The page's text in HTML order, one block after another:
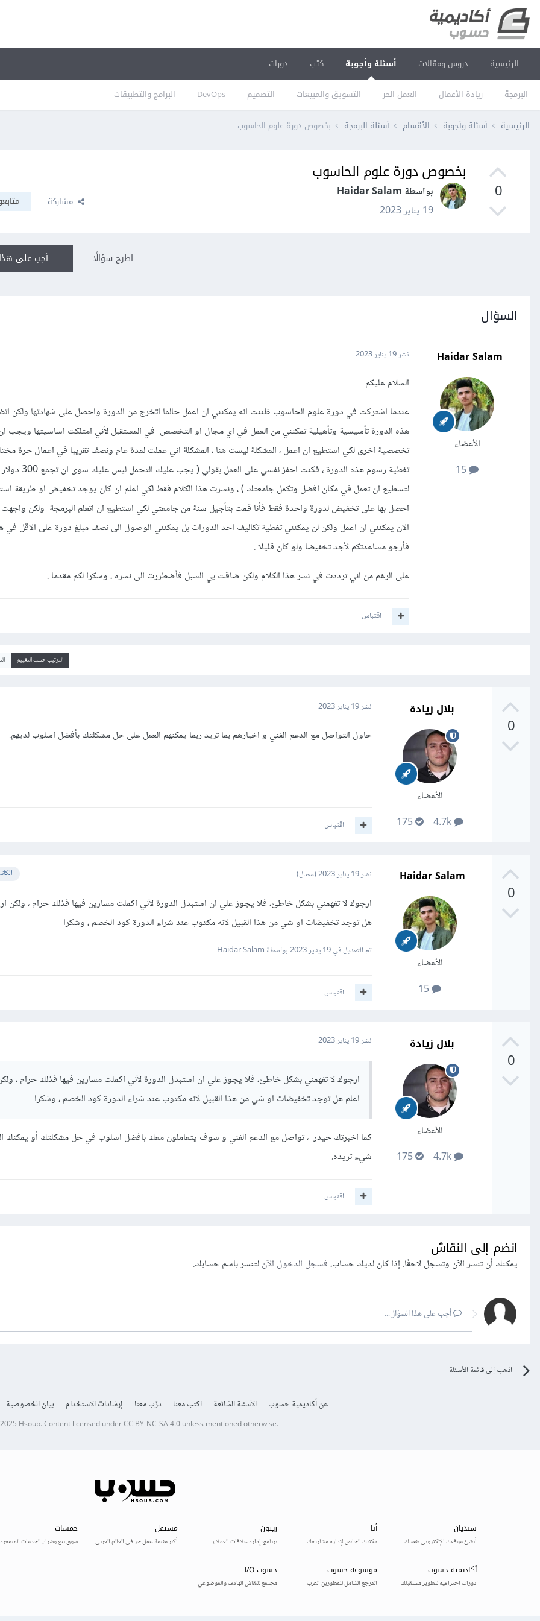
الرئيسية دروس ومقالات أسئلة وأجوبة
البرمجة ريادة الأعمال العمل الحر التسويق والمبيعات التصميم DevOps البرامج والتطبيقات
كتب دورات
الرئيسية أسئلة وأجوبة الأقسام أسئلة البرمجة بخصوص دورة علوم الحاسوب
0
بخصوص دورة علوم الحاسوب
بواسطة Haidar Salam
19 يناير 2023
مشاركة
أجب على اطرح سؤالًا
السؤال
Haidar Salam
الأعضاء
نشر19 يناير 2023
السلام عليكم
عندما اشتركت في دورة علوم الحاسوب ظننت انه يمكنني ان اعمل حالما اتخرج من الدورة واحصل على شهادتها ولكن
هذه الدورة تأسيسية وتأهيلية تمكنني من العمل في اي مجال او التخصص في المستقبل لأني امتلكت اساسيتها ويجب
تخصصية اخرى لكي استطيع ان اعمل ، المشكلة ليست هنا ، المشكلة اني عملت لمدة عام ونصف تقريبا في اعمال حرة
تغطية رسوم هذه الدورة ، فكنت احفز نفسي على
لتسطيع ان تعمل في مكان افضل وتكمل جامعتك ) ، ونشرت هذا الكلام فقط لكي اعلم ان كان يوجد تخفيض او طريقة
احصل بها على تخفيض لدورة واحدة فقط فأنا قمت بتأجيل سنة من جامعتي لكي استطيع ان اتعلم البرمجة ولكن واجهت
الان يمكنني ان اعمل ولكن لن يمكنني تغطية تكاليف احد الدورات بل يمكنني الوصول الى نصف مبلغ دورة على الاقل في
فأرجو مساعدتكم لأجد تخفيضا ولو كان قليلا .
على الرغم من اني ترددت في نشر هذا الكلام ولكن ضاقت بي السبل فأضطررت الى نشره ، وشكرا لكم مقدما .
اقتباس
الترتيب حسب التقييم
0
بلال زيادة
الأعضاء
4.7k
175
نشر19 يناير 2023
حاول التواصل مع الدعم الفني و اخبارهم بما تريد ربما يمكنهم العمل على حل مشكلتك بأفضل اسلوب لديهم.
اقتباس
0
Haidar Salam
الأعضاء
نشر19 يناير 2023 (معدل)
ارجوك لا تفهمني بشكل خاطئ، فلا يجوز علي ان استبدل الدورة لأني اكملت مسارين فيها فذلك حرام ، ولكن
هل توجد تخفيضات او شي من هذا القبيل لانه مكتوب عند شراء الدورة كود الخصم ، وشكرا
تم التعديل في19 يناير 2023 بواسطة Haidar Salam
اقتباس
0
بلال زيادة
الأعضاء
4.7k
175
نشر19 يناير 2023
ارجوك لا تفهمني بشكل خاطئ، فلا يجوز علي ان استبدل الدورة لأني اكملت مسارين فيها فذلك حرام ،
اعلم هل توجد تخفيضات او شي من هذا القبيل لانه مكتوب عند شراء الدورة كود الخصم ، وشكرا
كما اخبرتك حيدر ، تواصل مع الدعم الفني و سوف يتعاملون معك بافضل اسلوب في حل مشكلتك أو يمكنك
شيء تريده.
اقتباس
انضم إلى النقاش
يمكنك أن تنشر الآن وتسجل لاحقًا. إذا كان لديك حساب،فسجل الدخول الآنلتنشر باسم حسابك.
أجب على هذا السؤال...
اذهب إلى قائمة الأسئلة
عن أكاديمية حسوب الأسئلة الشائعة اكتب معنا درّب معنا إرشادات الاستخدام بيان الخصوصية
Hsoub.Content licensed underCC BY-NC-SA 4.0unless mentioned otherwise.